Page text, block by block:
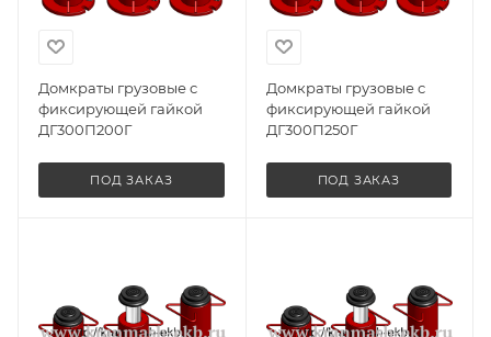
Домкраты грузовые с
фиксирующей гайкой
ДГ300П200Г
ПОД ЗАКАЗ
Домкраты грузовые с
фиксирующей гайкой
ДГ300П250Г
ПОД ЗАКАЗ